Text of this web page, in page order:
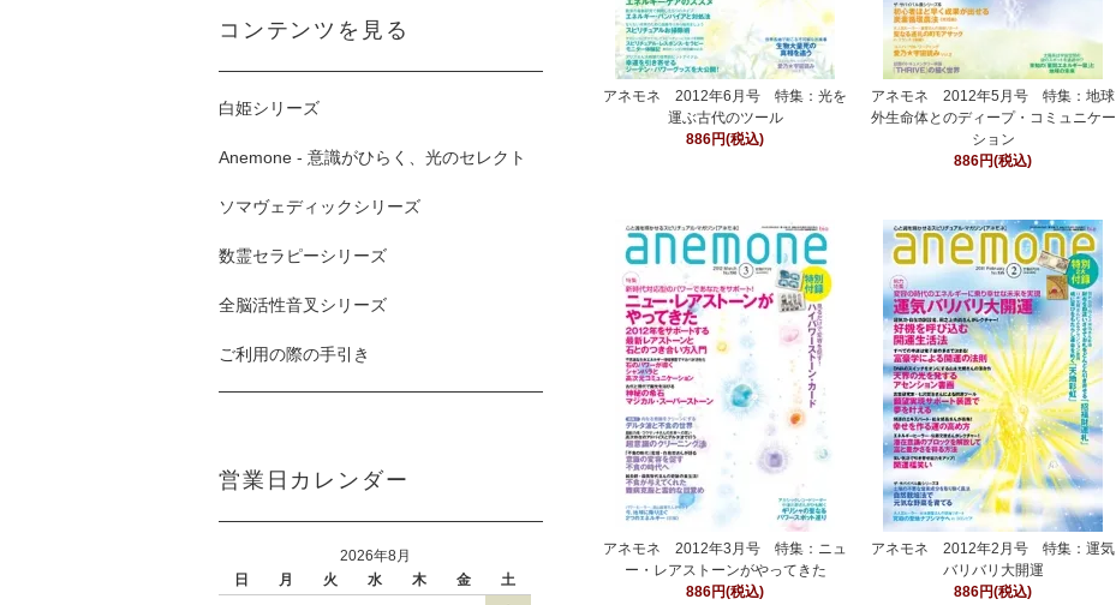
アネモネ 2012年6月号 特集：光を
運ぶ古代のツール
886円(税込)
アネモネ 2012年5月号 特集：地球
外生命体とのディープ・コミュニケー
ション
886円(税込)
アネモネ 2012年3月号 特集：ニュ
ー・レアストーンがやってきた
886円(税込)
アネモネ 2012年2月号 特集：運気
バリバリ大開運
886円(税込)
コンテンツを見る
白姫シリーズ
Anemone - 意識がひらく、光のセレクト
ソマヴェディックシリーズ
数霊セラピーシリーズ
全脳活性音叉シリーズ
ご利用の際の手引き
営業日カレンダー
2026年8月
日
月 火 水 木 金
土